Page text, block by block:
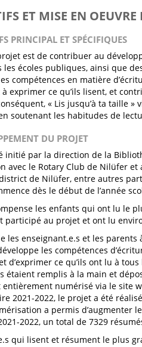
ET MISE EN OEUVRE
PRINCIPAL ET SPÉCIFIQUES
est de contribuer au
écoles publiques, ainsi que
compétences en matière
exprimer ce qu’ils lisent, et
« Lis jusqu’à ta taille
soutenant les habitudes de
DU PROJET
initié par la direction de la
avec le Rotary Club de Nilüfer
de Nilüfer, entre autres
dès le début de l’année
les enfants qui ont lu le
participé au projet et ont lu
les enseignant.e.s et les
les compétences
d’exprimer ce qu’ils ont lu à
étaient remplis à la main et
entièrement numérisé via le site
2021-2022, le projet a été
a permis d’augmenter
2022, un total de 7329
qui lisent et résument le plus